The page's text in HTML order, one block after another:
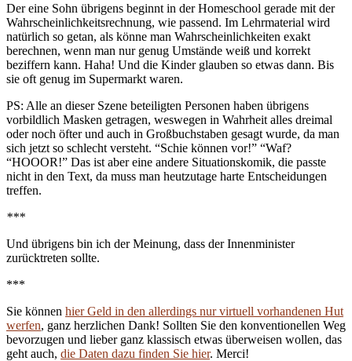
Der eine Sohn übrigens beginnt in der Homeschool gerade mit der
Wahrscheinlichkeitsrechnung, wie passend. Im Lehrmaterial wird
natürlich so getan, als könne man Wahrscheinlichkeiten exakt
berechnen, wenn man nur genug Umstände weiß und korrekt
beziffern kann. Haha! Und die Kinder glauben so etwas dann. Bis
sie oft genug im Supermarkt waren.
PS: Alle an dieser Szene beteiligten Personen haben übrigens
vorbildlich Masken getragen, weswegen in Wahrheit alles dreimal
oder noch öfter und auch in Großbuchstaben gesagt wurde, da man
sich jetzt so schlecht versteht. “Schie können vor!” “Waf?
“HOOOR!” Das ist aber eine andere Situationskomik, die passte
nicht in den Text, da muss man heutzutage harte Entscheidungen
treffen.
***
Und übrigens bin ich der Meinung, dass der Innenminister
zurücktreten sollte.
***
Sie können hier Geld in den allerdings nur virtuell vorhandenen Hut
werfen, ganz herzlichen Dank! Sollten Sie den konventionellen Weg
bevorzugen und lieber ganz klassisch etwas überweisen wollen, das
geht auch, die Daten dazu finden Sie hier. Merci!